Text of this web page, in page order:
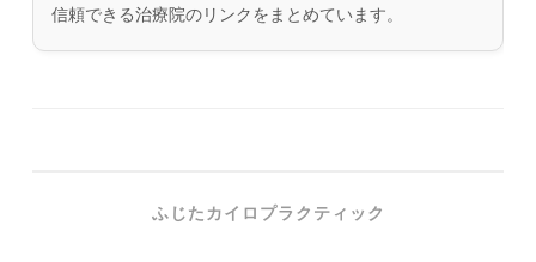
信頼できる治療院のリンクをまとめています。
ふじたカイロプラクティック